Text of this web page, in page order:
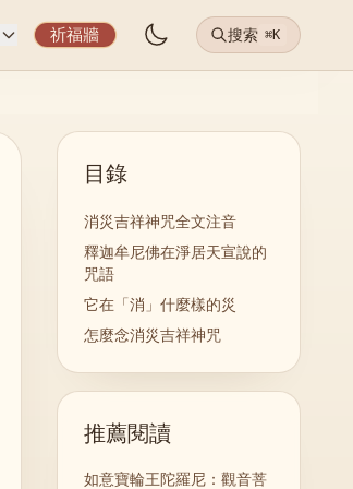
祈福牆 搜索 ⌘K
目錄
消災吉祥神咒全文注音
釋迦牟尼佛在淨居天宣說的
咒語
它在「消」什麼樣的災
怎麼念消災吉祥神咒
推薦閱讀
如意寶輪王陀羅尼：觀音菩